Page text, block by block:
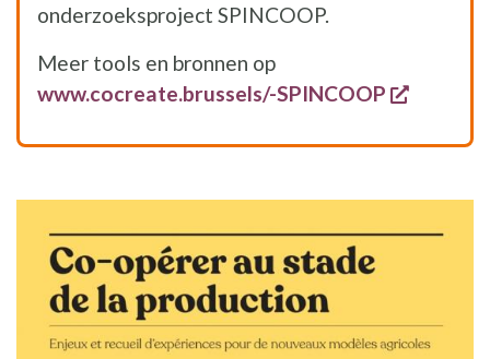
onderzoeksproject SPINCOOP.
Meer tools en bronnen op
www.cocreate.brussels/-SPINCOOP
opent